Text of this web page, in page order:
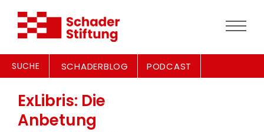
SUCHE SCHADERBLOG PODCAST
ExLibris: Die
Anbetung